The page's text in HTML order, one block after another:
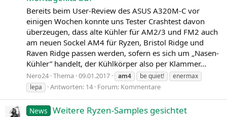
Bereits beim User-Review des ASUS A320M‑C vor
einigen Wochen konnte uns Tester Crashtest davon
überzeugen, dass alte Kühler für AM2/3 und FM2 auch
am neuen Sockel AM4 für Ryzen, Bristol Ridge und
Raven Ridge passen werden, sofern es sich um „Nasen-
Kühler” handelt, der Kühlkörper also per Klammer...
Nero24 Thema 09.01.2017 am4 be quiet!
enermax
lepa
Antworten: 14 Forum: Kommentare
News Weitere Ryzen-Samples gesichtet